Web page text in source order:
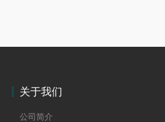
关于我们
公司简介